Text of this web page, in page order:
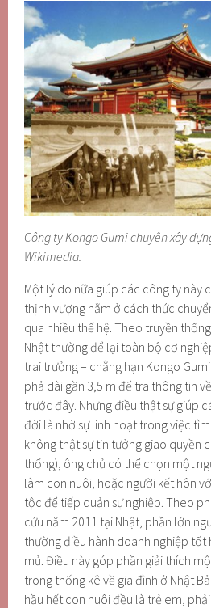
Công ty Kongo Gumi chuyên xây
Wikimedia.
Một lý do nữa giúp các công ty này
thịnh vượng nằm ở cách thức
qua nhiều thế hệ. Theo truyền
Nhật thường để lại toàn bộ cơ
trai trưởng – chẳng hạn Kongo
phả dài gần 3,5 m để tra thông tin
trước đây. Nhưng điều thật sự giúp
đời là nhờ sự linh hoạt trong việc
không thật sự tin tưởng giao quyền
thống), ông chủ có thể chọn một
làm con nuôi, hoặc người kết hôn
tộc để tiếp quản sự nghiệp. Theo
cứu năm 2011 tại Nhật, phần lớn
thường điều hành doanh nghiệp tốt
mủ. Điều này góp phần giải thích
trong thống kê về gia đình ở Nhật
hầu hết con nuôi đều là trẻ em,